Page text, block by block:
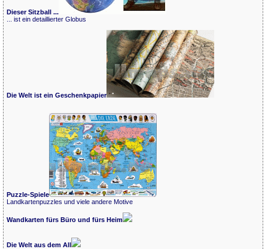
Dieser Sitzball ...
... ist ein detaillierter Globus
Die Welt ist ein Geschenkpapier
Puzzle-Spiele
Landkartenpuzzles und viele andere Motive
Wandkarten fürs Büro und fürs Heim
Die Welt aus dem All